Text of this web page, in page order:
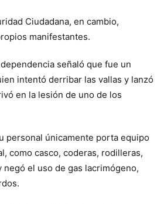
Ciudadana, en cambio,
manifestantes.
señaló que fue un
intentó derribar las vallas y lanzó
en la lesión de uno de los
personal únicamente porta equipo
como casco, coderas, rodilleras,
el uso de gas lacrimógeno,